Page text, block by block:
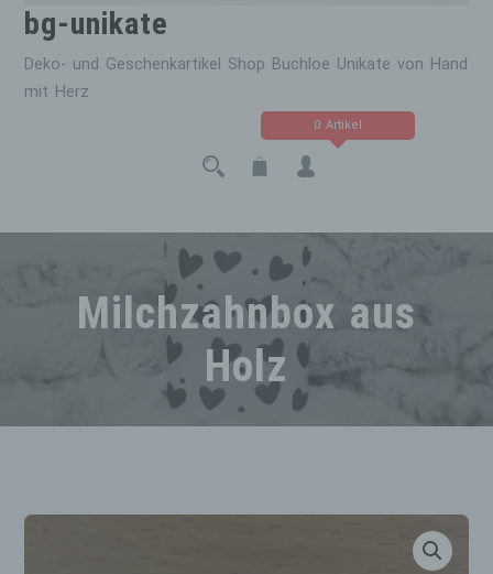
bg-unikate
Deko- und Geschenkartikel Shop Buchloe Unikate von Hand
mit Herz
0 Artikel
Milchzahnbox aus
Holz